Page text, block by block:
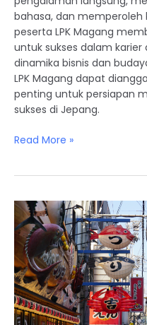
bahasa, dan
peserta LPK Magang
untuk sukses dalam
dinamika bisnis dan
LPK Magang dapat
penting untuk persiapan
sukses di Jepang.
Read More »
Berbagai
Perspektif:
Beberapa
Informasi
Menarik
tentang
LPK
Jepang